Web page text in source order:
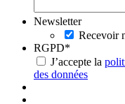
Newsletter
Recevoir
RGPD*
J’accepte la
des données